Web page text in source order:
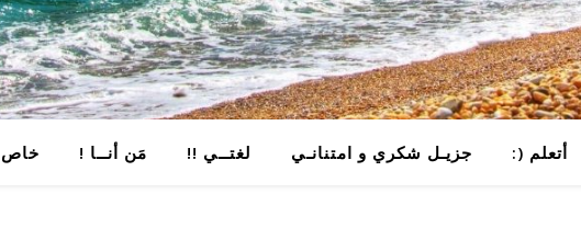
خاص ! مَن أنــا !! لغتــي جزيـل شكري و امتنانـي :) أتعلم